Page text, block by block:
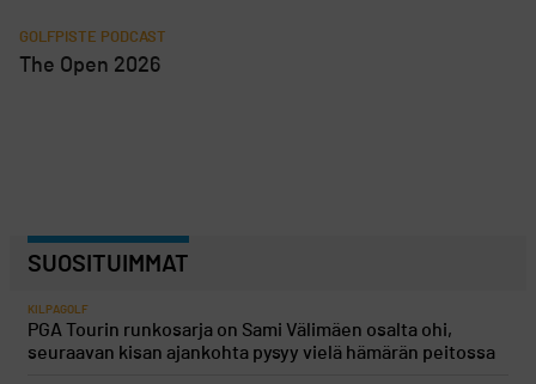
GOLFPISTE PODCAST
The Open 2026
SUOSITUIMMAT
KILPAGOLF
PGA Tourin runkosarja on Sami Välimäen osalta ohi,
seuraavan kisan ajankohta pysyy vielä hämärän peitossa